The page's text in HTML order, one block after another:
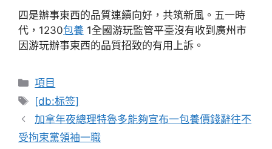
四是辦事東西的品質連續向好，共筑新風。五一時
代，1230包養 1全國游玩監管平臺沒有收到廣州市
因游玩辦事東西的品質招致的有用上訴。
分
類
項目
標
籤
[db:标签]
加拿年夜總理特魯多能夠宣布一包養價錢辭往不
受拘束黨領袖一職